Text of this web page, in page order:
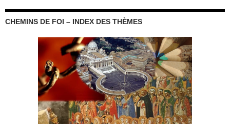
CHEMINS DE FOI – INDEX DES THÈMES